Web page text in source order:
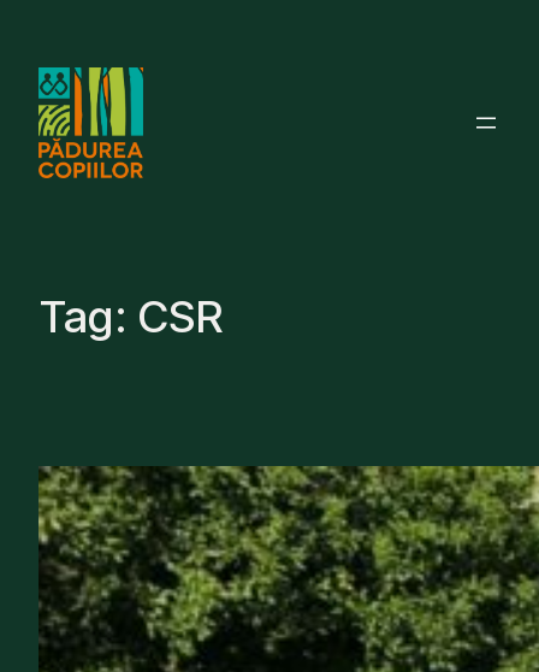
content
Tag: CSR